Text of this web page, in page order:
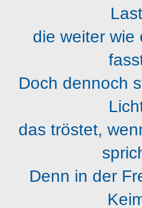
die weiter wie
Doch dennoch
das tröstet,
Denn in der